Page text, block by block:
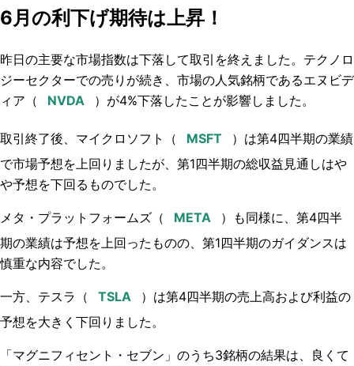
6月の利下げ期待は上昇！
昨日の主要な市場指数は下落して取引を終えました。テクノロ
ジーセクターでの売りが続き、市場の人気銘柄であるエヌビデ
ィア（
）が4%下落したことが影響しました。
取引終了後、マイクロソフト（
）は第4四半期の業績
で市場予想を上回りましたが、第1四半期の総収益見通しはや
や予想を下回るものでした。
メタ・プラットフォームズ（
）も同様に、第4四半
期の業績は予想を上回ったものの、第1四半期のガイダンスは
慎重な内容でした。
一方、テスラ（
）は第4四半期の売上高および利益の
予想を大きく下回りました。
「マグニフィセント・セブン」のうち3銘柄の結果は、良くて